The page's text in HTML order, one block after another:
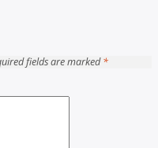
fields are marked*